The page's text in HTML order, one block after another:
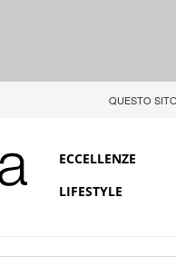
QUESTO
ECCELLENZE
LIFESTYLE